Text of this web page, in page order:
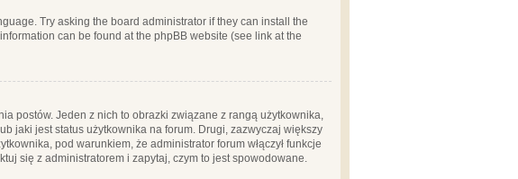
Try asking the board administrator if they can install the
can be found at the phpBB website (see link at the
postów. Jeden z nich to obrazki związane z rangą użytkownika,
jaki jest status użytkownika na forum. Drugi, zazwyczaj większy
pod warunkiem, że administrator forum włączył funkcje
się z administratorem i zapytaj, czym to jest spowodowane.